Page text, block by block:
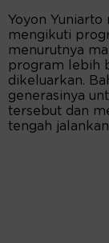
Yoyon
mengikuti
menurutnya
program lebih
dikeluarkan.
generasinya
tersebut dan
tengah